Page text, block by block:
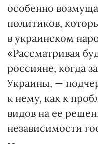
особенно
политиков,
в украинском
«Рассматривая
россияне, когда
Украины, —
к нему, как к
видов на ее
независимости